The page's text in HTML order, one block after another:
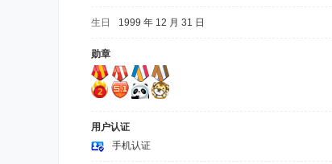
生日 1999 年 12 月 31 日
勋章
用户认证
手机认证